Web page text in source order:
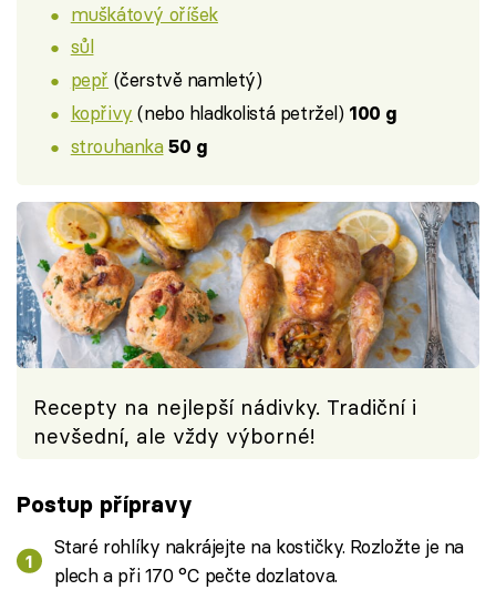
muškátový oříšek
sůl
pepř (čerstvě namletý)
kopřivy (nebo hladkolistá petržel) 100 g
strouhanka 50 g
Recepty na nejlepší nádivky. Tradiční i
nevšední, ale vždy výborné!
Postup přípravy
Staré rohlíky nakrájejte na kostičky. Rozložte je na
plech a při 170 °C pečte dozlatova.